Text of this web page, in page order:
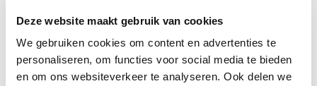
Deze website maakt gebruik van cookies
We gebruiken cookies om content en advertenties te
personaliseren, om functies voor social media te bieden
en om ons websiteverkeer te analyseren. Ook delen we
Beschreibung
Epirus - Schwarz